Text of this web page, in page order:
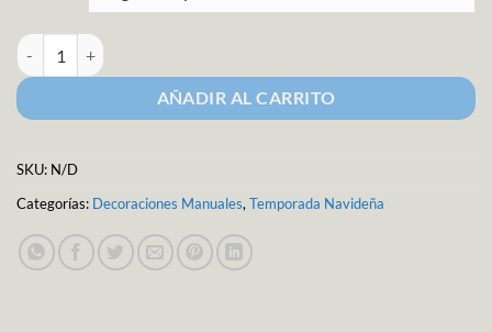
Lentejuela Cazuela Metálica en Madeja cantidad
AÑADIR AL CARRITO
SKU: N/D
Categorías: Decoraciones Manuales, Temporada Navideña